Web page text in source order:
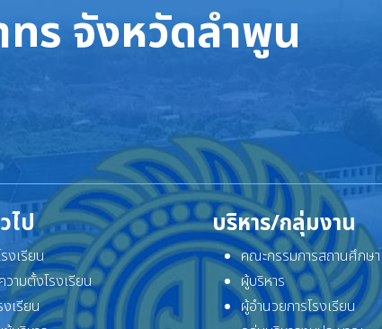
ร จังหวัดลำพูน
ไป
งเรียน
วามตั้งโรงเรียน
เรียน
บริหาร/กลุ่มงาน
คณะกรรมการสถานศึกษา
ผู้บริหาร
ผู้อำนวยการโรงเรียน